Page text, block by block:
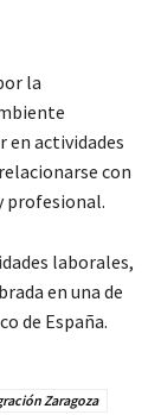
la
en actividades
con
profesional.
laborales,
en una de
de España.
Zaragoza